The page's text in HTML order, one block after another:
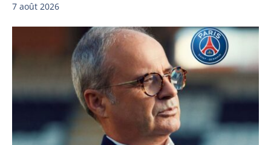
7 août 2026